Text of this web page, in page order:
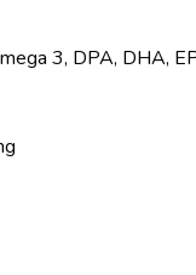
3, DPA, DHA,